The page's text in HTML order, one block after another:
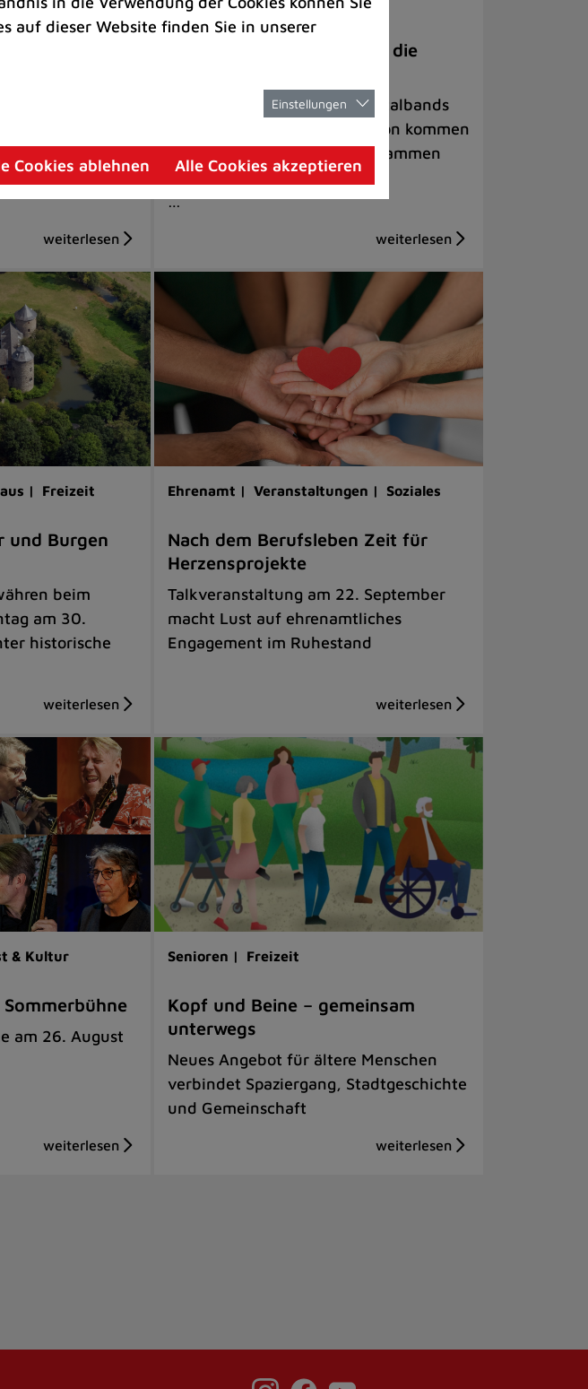
„Manege Madness“ bringt die
Internationale Rock- und Metalbands
und starke Acts aus der Region kommen
am 17. Oktober in Lintorf zusammen
…
| Freizeit
und Burgen
beim
am 30.
historische
Ehrenamt | Veranstaltungen | Soziales
Nach dem Berufsleben Zeit für
Herzensprojekte
Talkveranstaltung am 22. September
macht Lust auf ehrenamtliches
Engagement im Ruhestand
& Kultur
am 26. August
Senioren | Freizeit
Kopf und Beine – gemeinsam
unterwegs
Neues Angebot für ältere Menschen
verbindet Spaziergang, Stadtgeschichte
und Gemeinschaft
auf dieser Website finden Sie in unserer
Einstellungen
Cookies ablehnen Alle Cookies akzeptieren